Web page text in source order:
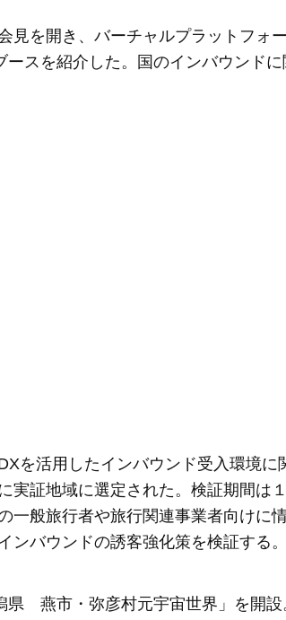
見を開き、バーチャルプラットフォ
スを紹介した。国のインバウンド
を活用したインバウンド受入環境に
実証地域に選定された。検証期間は
一般旅行者や旅行関連事業者向けに
バウンドの誘客強化策を検証する。
県 燕市・弥彦村元宇宙世界」を開